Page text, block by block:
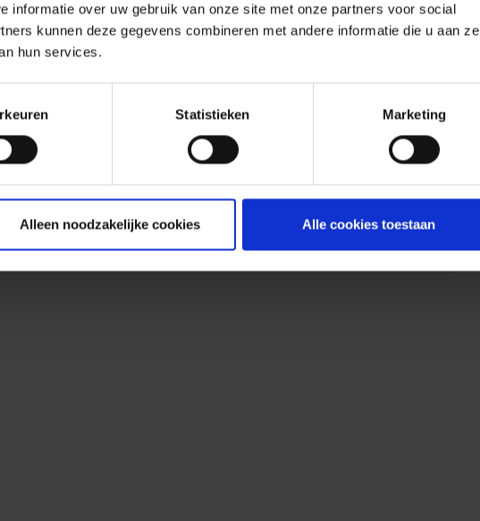
informatie over uw gebruik van onze site met onze partners voor social
kunnen deze gegevens combineren met andere informatie die u aan ze
hun services.
Statistieken Marketing
Alleen noodzakelijke cookies Alle cookies toestaan